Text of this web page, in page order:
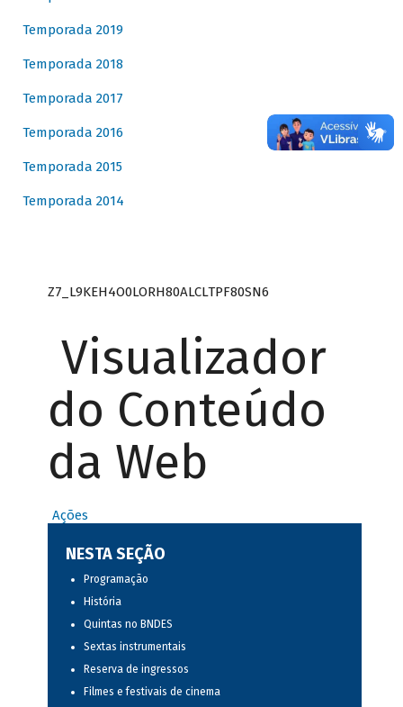
Temporada 2019
Temporada 2018
Temporada 2017
Temporada 2016
Temporada 2015
Temporada 2014
Z7_L9KEH4O0LORH80ALCLTPF80SN6
Visualizador
do Conteúdo
da Web
Ações
NESTA SEÇÃO
Programação
História
Quintas no BNDES
Sextas instrumentais
Reserva de ingressos
Filmes e festivais de cinema